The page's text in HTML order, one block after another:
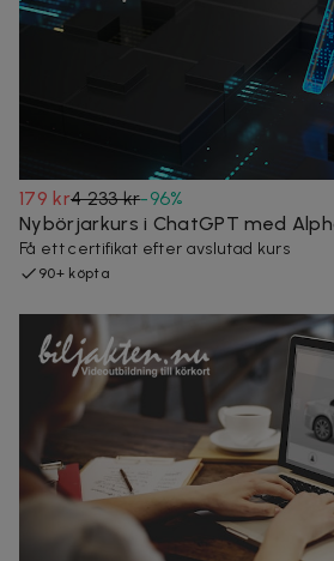
179 kr4 233 kr-96%
Nybörjarkurs i ChatGPT med
Få ett certifikat efter avslutad kurs
90+ köpta